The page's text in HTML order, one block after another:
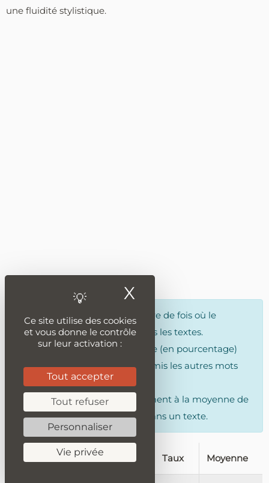
une fluidité stylistique.
Nombre
correspond au nombre de fois où le
adjectifs a été trouvé dans tous les textes.
tauxcorrespond à la fréquence (en pourcentage)
où on retrouve le adjectifs parmis les autres mots
du même type.
Moyenne, correspond simplement à la moyenne de
fois où on trouve le adjectifs dans un texte.
adjectifs Nombre Taux Moyenne
Ce site utilise des cookies
et vous donne le contrôle
sur leur activation :
Tout accepter
Tout refuser
Personnaliser
Vie privée
X